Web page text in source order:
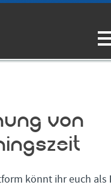
von
könnt ihr euch als